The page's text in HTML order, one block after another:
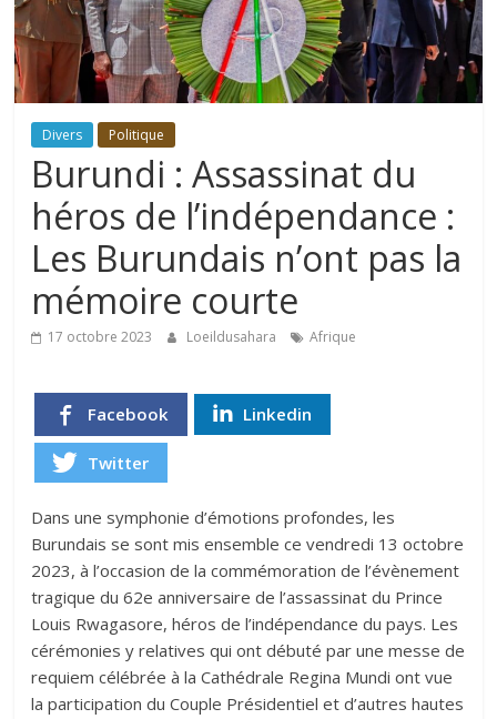
Divers Politique
Burundi : Assassinat du
héros de l’indépendance :
Les Burundais n’ont pas la
mémoire courte
17 octobre 2023 Loeildusahara Afrique
Facebook Linkedin
Twitter
Dans une symphonie d’émotions profondes, les
Burundais se sont mis ensemble ce vendredi 13 octobre
2023, à l’occasion de la commémoration de l’évènement
tragique du 62e anniversaire de l’assassinat du Prince
Louis Rwagasore, héros de l’indépendance du pays. Les
cérémonies y relatives qui ont débuté par une messe de
requiem célébrée à la Cathédrale Regina Mundi ont vue
la participation du Couple Présidentiel et d’autres hautes